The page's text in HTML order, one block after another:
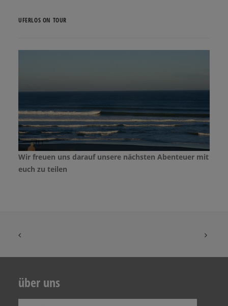
UFERLOS ON TOUR
Wir freuen uns darauf unsere nächsten Abenteuer mit
euch zu teilen
über uns